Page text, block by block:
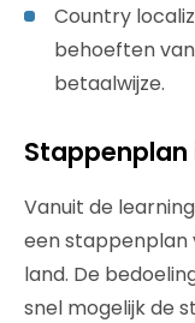
Country
behoeften
betaalwijze.
Vanuit de
een stappenplan
land. De
snel mogelijk de